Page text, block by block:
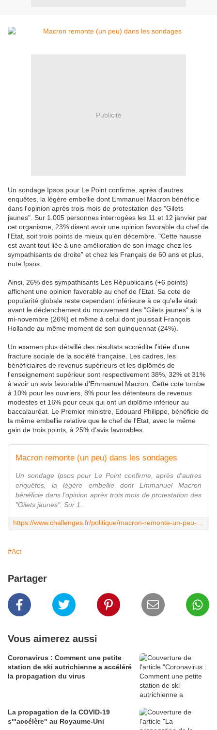
Publicité
Un sondage Ipsos pour Le Point confirme, après d'autres
enquêtes, la légère embellie dont Emmanuel Macron bénéficie
dans l'opinion après trois mois de protestation des "Gilets
jaunes". Sur 1.005 personnes interrogées les 11 et 12 janvier par
cet organisme, 23% disent avoir une opinion favorable du chef de
l'Etat, soit trois points de mieux qu'en décembre. "Cette hausse
est avant tout liée à une amélioration de son image chez les
sympathisants de droite" et chez les Français de 60 ans et plus,
note Ipsos.
Ainsi, 26% des sympathisants Les Républicains (+6 points)
affichent une opinion favorable au chef de l'Etat. Sa cote de
popularité globale reste cependant inférieure à ce qu'elle était
avant le déclenchement du mouvement des "Gilets jaunes" à la
mi-novembre (26%) et même à celui dont jouissait François
Hollande au même moment de son quinquennat (24%).
Un examen plus détaillé des résultats accrédite l'idée d'une
fracture sociale de la société française. Les cadres, les
bénéficiaires de revenus supérieurs et les diplômés de
l'enseignement supérieur sont respectivement 38%, 32% et 31%
à avoir un avis favorable d'Emmanuel Macron. Cette cote tombe
à 10% pour les ouvriers, 8% pour les détenteurs de revenus
modestes et 16% pour ceux qui ont un diplôme inférieur au
baccalauréat. Le Premier ministre, Edouard Philippe, bénéficie de
la même embellie relative que le chef de l'Etat, avec le même
gain de trois points, à 25% d'avis favorables.
Macron remonte (un peu) dans les sondages
Un sondage Ipsos pour Le Point confirme, après d'autres
enquêtes, la légère embellie dont Emmanuel Macron
bénéficie dans l'opinion après trois mois de protestation des
"Gilets jaunes". Sur 1...
#Act
Partager
Vous aimerez aussi
Coronavirus : Comment une petite
station de ski autrichienne a accéléré
la propagation du virus
La propagation de la COVID-19
s'"accélère" au Royaume-Uni